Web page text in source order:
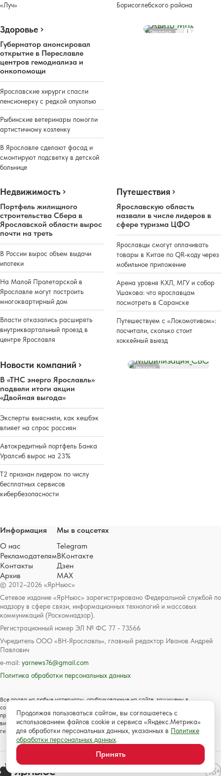
«Луч»
Борисоглебского района
Здоровье
Губернатор анонсировал
открытие в Переславле
центров гемодиализа и
онкопомощи
Ярославские хирурги спасли
пенсионерку с редкой опухолью
Рыбинские ветеринары помогли
артистичному козленку
В Ярославле сделают фасад и
смонтируют подсветку в детской
больнице
Реклама
Недвижимость
Портфель жилищного
строительства Сбера в
Ярославской области вырос
почти на треть
В России вырос объем выдачи
ипотеки
На Малой Пролетарской в
Ярославле могут построить
многоквартирный дом
Власти отказались расширять
внутриквартальный проезд в
центре Ярославля
Путешествия
Ярославскую область
назвали в числе лидеров в
сфере туризма ЦФО
Ярославцы смогут оплачивать
товары в Китае по QR-коду через
мобильное приложение
Арена уровня КХЛ, МГУ и собор
Ушакова: что ярославцам
посмотреть в Саранске
Путешествуем с «Локомотивом»:
посчитали, сколько стоит
хоккейный выезд
Новости компаний
В «ТНС энерго Ярославль»
подвели итоги акции
«Двойная выгода»
Эксперты выяснили, как кешбэк
влияет на спрос россиян
Автокредитный портфель Банка
Уралсиб вырос на 23%
Т2 признан лидером по числу
бесплатных сервисов
кибербезопасности
Реклама
© 2012–2026 «ЯрНьюс»
Сетевое издание «ЯрНьюс» зарегистрировано Федеральной службой по
надзору в сфере связи, информационных технологий и массовых
коммуникаций (Роскомнадзор).
Регистрационный номер ЭЛ № ФС 77 - 73566
Учредитель ООО «ВН-Ярославль», главный редактор Иванов Андрей
Павлович
e-mail: yarnews76@gmail.com
Политика обработки персональных данных
Все права на любые материалы, опубликованные на сайте, защищены в
соответствии с российским и международным законодательством об авторском
праве и смежных правах. Любое использование текстовых, фото, аудио и
видеоматериалов возможно только с согласия правообладателя с обязательной
гиперссылкой на сайт https://www.yarnews.net; Для детей старше 16 лет.
Информация
О нас
Рекламодателям
Контакты
Архив
Мы в соцсетях
Telegram
ВКонтакте
Дзен
MAX
Продолжая пользоваться сайтом, вы соглашаетесь с
использованием файлов cookie и сервиса «Яндекс.Метрика»
для обработки персональных данных, указанных в Политике
обработки персональных данных.
Принять